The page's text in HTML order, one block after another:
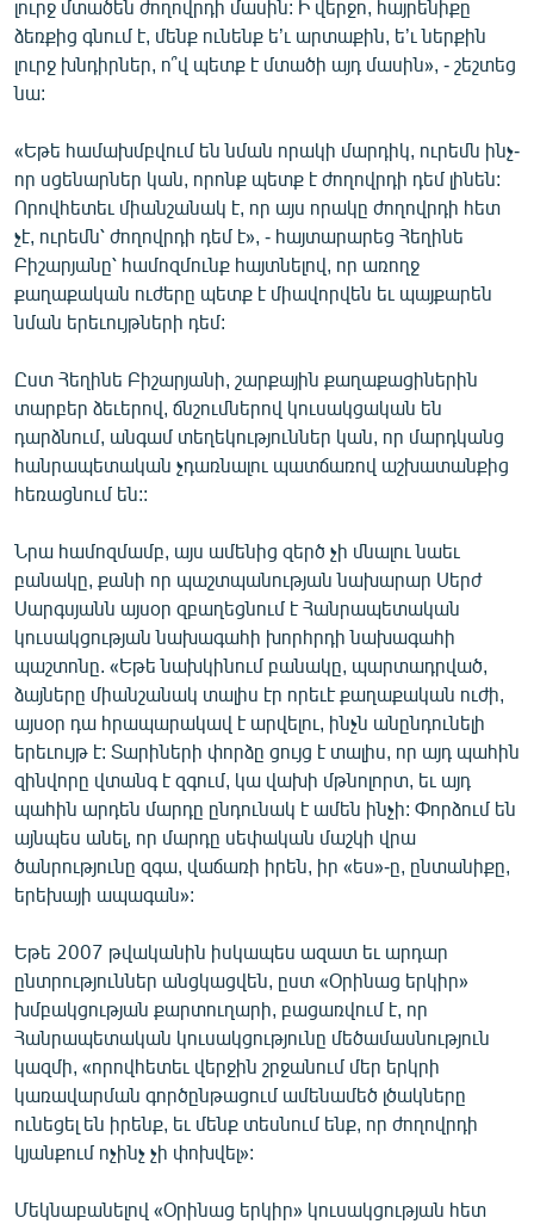
լուրջ մտածեն ժողովրդի մասին: Ի վերջո, հայրենիքը
ձեռքից գնում է, մենք ունենք ե’ւ արտաքին, ե’ւ ներքին
լուրջ խնդիրներ, ո՞վ պետք է մտածի այդ մասին», - շեշտեց
նա:
«Եթե համախմբվում են նման որակի մարդիկ, ուրեմն ինչ-
որ սցենարներ կան, որոնք պետք է ժողովրդի դեմ լինեն:
Որովհետեւ միանշանակ է, որ այս որակը ժողովրդի հետ
չէ, ուրեմն՝ ժողովրդի դեմ է», - հայտարարեց Հեղինե
Բիշարյանը՝ համոզմունք հայտնելով, որ առողջ
քաղաքական ուժերը պետք է միավորվեն եւ պայքարեն
նման երեւույթների դեմ:
Ըստ Հեղինե Բիշարյանի, շարքային քաղաքացիներին
տարբեր ձեւերով, ճնշումներով կուսակցական են
դարձնում, անգամ տեղեկություններ կան, որ մարդկանց
հանրապետական չդառնալու պատճառով աշխատանքից
հեռացնում են::
Նրա համոզմամբ, այս ամենից զերծ չի մնալու նաեւ
բանակը, քանի որ պաշտպանության նախարար Սերժ
Սարգսյանն այսօր զբաղեցնում է Հանրապետական
կուսակցության նախագահի խորհրդի նախագահի
պաշտոնը. «Եթե նախկինում բանակը, պարտադրված,
ձայները միանշանակ տալիս էր որեւէ քաղաքական ուժի,
այսօր դա հրապարակավ է արվելու, ինչն անընդունելի
երեւույթ է: Տարիների փորձը ցույց է տալիս, որ այդ պահին
զինվորը վտանգ է զգում, կա վախի մթնոլորտ, եւ այդ
պահին արդեն մարդը ընդունակ է ամեն ինչի: Փորձում են
այնպես անել, որ մարդը սեփական մաշկի վրա
ծանրությունը զգա, վաճառի իրեն, իր «ես»-ը, ընտանիքը,
երեխայի ապագան»:
Եթե 2007 թվականին իսկապես ազատ եւ արդար
ընտրություններ անցկացվեն, ըստ «Օրինաց երկիր»
խմբակցության քարտուղարի, բացառվում է, որ
Հանրապետական կուսակցությունը մեծամասնություն
կազմի, «որովհետեւ վերջին շրջանում մեր երկրի
կառավարման գործընթացում ամենամեծ լծակները
ունեցել են իրենք, եւ մենք տեսնում ենք, որ ժողովրդի
կյանքում ոչինչ չի փոխվել»:
Մեկնաբանելով «Օրինաց երկիր» կուսակցության հետ